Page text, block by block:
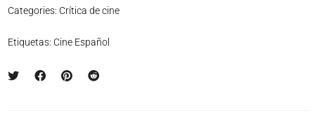
Categories: Crítica de cine
Etiquetas: Cine Español